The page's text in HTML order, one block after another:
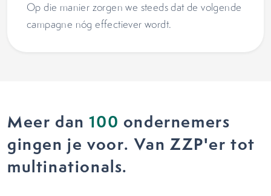
Op die manier zorgen we steeds dat de volgende
campagne nóg effectiever wordt.
Meer dan100 ondernemers
gingen je voor. Van ZZP'er tot
multinationals.